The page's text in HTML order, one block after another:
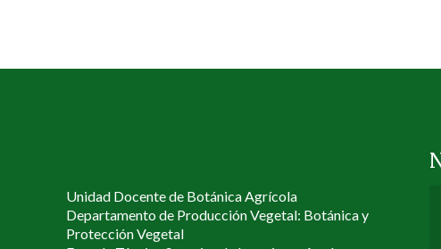
Unidad Docente de Botánica Agrícola
Departamento de Producción Vegetal: Botánica y
Protección Vegetal